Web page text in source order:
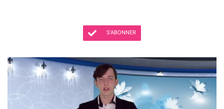
S'ABONNER